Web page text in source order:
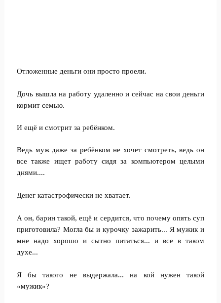
Отложенные деньги они просто проели.
Дочь вышла на работу удаленно и сейчас на свои деньги
кормит семью.
И ещё и смотрит за ребёнком.
Ведь муж даже за ребёнком не хочет смотреть, ведь он
все также ищет работу сидя за компьютером целыми
днями....
Денег катастрофически не хватает.
А он, барин такой, ещё и сердится, что почему опять суп
приготовила? Могла бы и курочку зажарить... Я мужик и
мне надо хорошо и сытно питаться... и все в таком
духе...
Я бы такого не выдержала... на кой нужен такой
«мужик»?